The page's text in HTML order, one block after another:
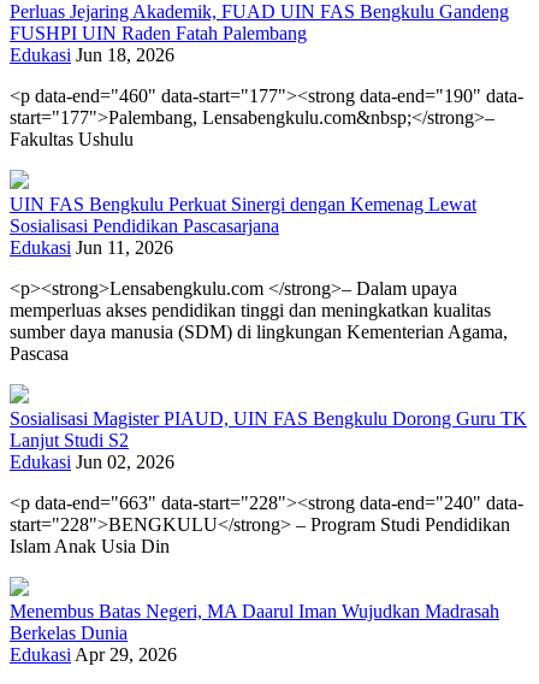
Perluas Jejaring Akademik, FUAD UIN FAS Bengkulu Gandeng
FUSHPI UIN Raden Fatah Palembang
Edukasi Jun 18, 2026
<p data-end="460" data-start="177"><strong data-end="190" data-
start="177">Palembang, Lensabengkulu.com&nbsp;</strong>–
Fakultas Ushulu
UIN FAS Bengkulu Perkuat Sinergi dengan Kemenag Lewat
Sosialisasi Pendidikan Pascasarjana
Edukasi Jun 11, 2026
<p><strong>Lensabengkulu.com </strong>– Dalam upaya
memperluas akses pendidikan tinggi dan meningkatkan kualitas
sumber daya manusia (SDM) di lingkungan Kementerian Agama,
Pascasa
Sosialisasi Magister PIAUD, UIN FAS Bengkulu Dorong Guru TK
Lanjut Studi S2
Edukasi Jun 02, 2026
<p data-end="663" data-start="228"><strong data-end="240" data-
start="228">BENGKULU</strong> – Program Studi Pendidikan
Islam Anak Usia Din
Menembus Batas Negeri, MA Daarul Iman Wujudkan Madrasah
Berkelas Dunia
Edukasi Apr 29, 2026